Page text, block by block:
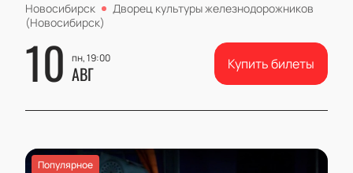
Новосибирск
Дворец культуры железнодорожников
(Новосибирск)
10 пн, 19:00
АВГ Купить билеты
Популярное